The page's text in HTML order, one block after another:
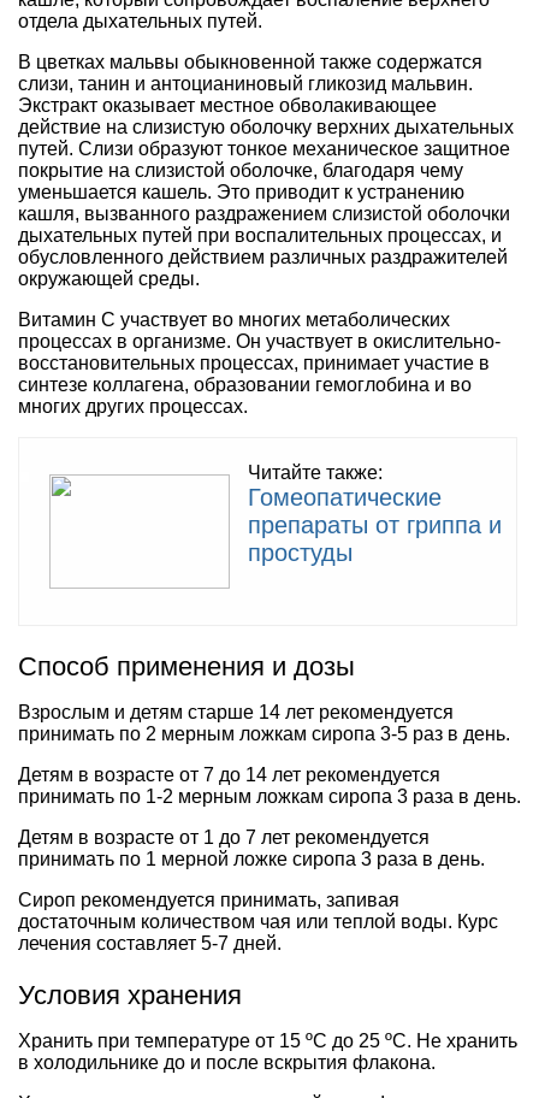
отдела дыхательных путей.
В цветках мальвы обыкновенной также содержатся
слизи, танин и антоцианиновый гликозид мальвин.
Экстракт оказывает местное обволакивающее
действие на слизистую оболочку верхних дыхательных
путей. Слизи образуют тонкое механическое защитное
покрытие на слизистой оболочке, благодаря чему
уменьшается кашель. Это приводит к устранению
кашля, вызванного раздражением слизистой оболочки
дыхательных путей при воспалительных процессах, и
обусловленного действием различных раздражителей
окружающей среды.
Витамин C участвует во многих метаболических
процессах в организме. Он участвует в окислительно-
восстановительных процессах, принимает участие в
синтезе коллагена, образовании гемоглобина и во
многих других процессах.
Читайте также:
Гомеопатические
препараты от гриппа и
простуды
Способ применения и дозы
Взрослым и детям старше 14 лет рекомендуется
принимать по 2 мерным ложкам сиропа 3-5 раз в день.
Детям в возрасте от 7 до 14 лет рекомендуется
принимать по 1-2 мерным ложкам сиропа 3 раза в день.
Детям в возрасте от 1 до 7 лет рекомендуется
принимать по 1 мерной ложке сиропа 3 раза в день.
Сироп рекомендуется принимать, запивая
достаточным количеством чая или теплой воды. Курс
лечения составляет 5-7 дней.
Условия хранения
Хранить при температуре от 15 ºС до 25 ºС. Не хранить
в холодильнике до и после вскрытия флакона.